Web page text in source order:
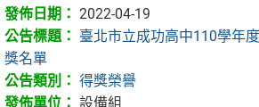
2022-04-19
臺北市立成功高中110學年
獎名單
得獎榮譽
設備組